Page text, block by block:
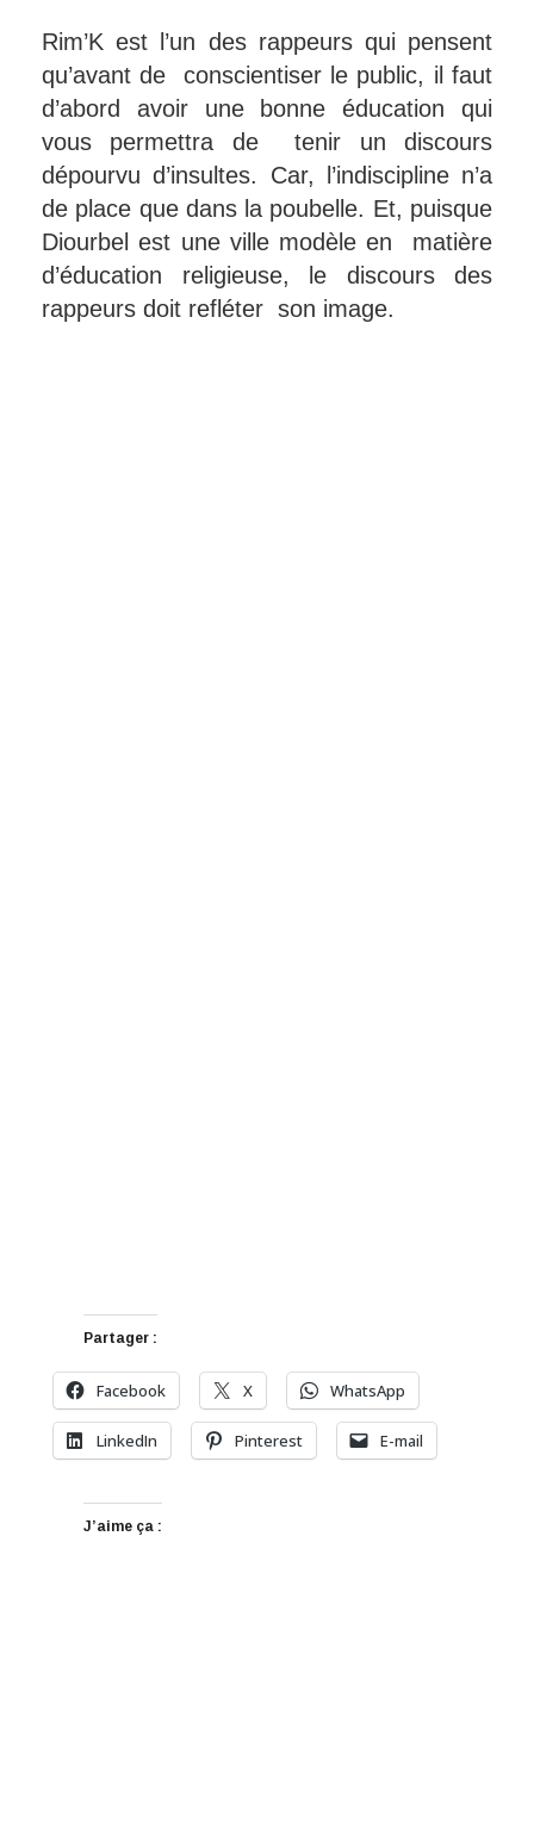
Rim’K est l’un des rappeurs qui pensent
qu’avant de conscientiser le public, il faut
d’abord avoir une bonne éducation qui
vous permettra de tenir un discours
dépourvu d’insultes. Car, l’indiscipline n’a
de place que dans la poubelle. Et, puisque
Diourbel est une ville modèle en matière
d’éducation religieuse, le discours des
rappeurs doit refléter son image.
Partager :
Facebook X WhatsApp
LinkedIn Pinterest E-mail
J’aime ça :